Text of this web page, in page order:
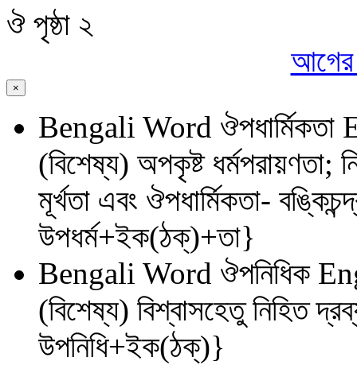
ঔ পৃষ্ঠা ২
আগের
×
Bengali Word ঔপধার্মিকতা
(বিশেষ্য) অপকৃষ্ট ধর্মপরায়ণতা;
মূর্খতা এবং ঔপধার্মিকতা-
উপধর্ম+ইক(ঠক্)+তা}
Bengali Word ঔপনিধিক
(বিশেষ্য) বিশ্বাসহেতু নিহিত
উপনিধি+ইক(ঠক্)}